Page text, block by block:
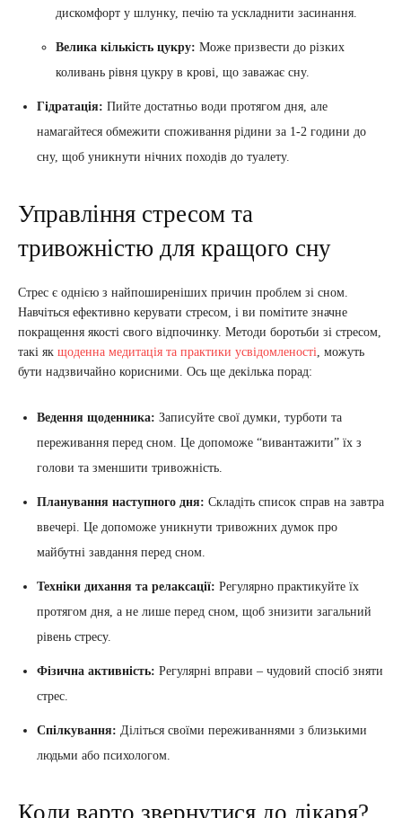
дискомфорт у шлунку, печію та ускладнити засинання.
Велика кількість цукру: Може призвести до різких
коливань рівня цукру в крові, що заважає сну.
Гідратація: Пийте достатньо води протягом дня, але
намагайтеся обмежити споживання рідини за 1-2 години до
сну, щоб уникнути нічних походів до туалету.
Управління стресом та
тривожністю для кращого сну
Стрес є однією з найпоширеніших причин проблем зі сном.
Навчіться ефективно керувати стресом, і ви помітите значне
покращення якості свого відпочинку. Методи боротьби зі стресом,
такі як щоденна медитація та практики усвідомленості , можуть
бути надзвичайно корисними. Ось ще декілька порад:
Ведення щоденника: Записуйте свої думки, турботи та
переживання перед сном. Це допоможе “вивантажити” їх з
голови та зменшити тривожність.
Планування наступного дня: Складіть список справ на завтра
ввечері. Це допоможе уникнути тривожних думок про
майбутні завдання перед сном.
Техніки дихання та релаксації: Регулярно практикуйте їх
протягом дня, а не лише перед сном, щоб знизити загальний
рівень стресу.
Фізична активність: Регулярні вправи – чудовий спосіб зняти
стрес.
Спілкування: Діліться своїми переживаннями з близькими
людьми або психологом.
Коли варто звернутися до лікаря?